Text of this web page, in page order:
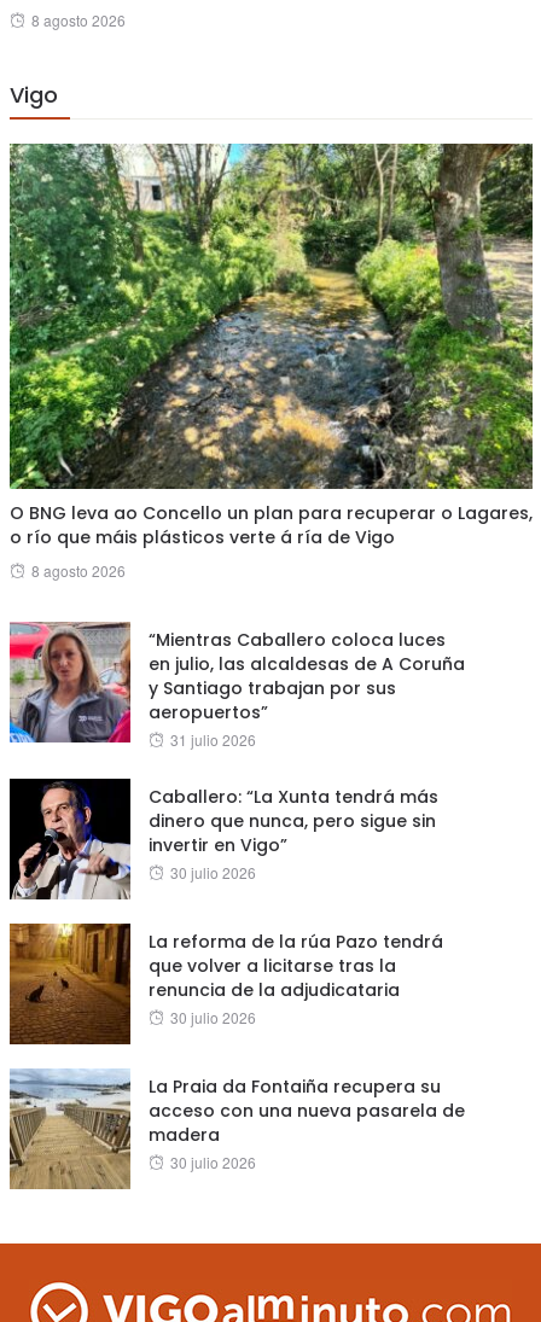
Posted
8 agosto 2026
Vigo
O BNG leva ao Concello un plan para recuperar o Lagares,
o río que máis plásticos verte á ría de Vigo
Posted
8 agosto 2026
“Mientras Caballero coloca luces
en julio, las alcaldesas de A Coruña
y Santiago trabajan por sus
aeropuertos”
Posted
31 julio 2026
Caballero: “La Xunta tendrá más
dinero que nunca, pero sigue sin
invertir en Vigo”
Posted
30 julio 2026
La reforma de la rúa Pazo tendrá
que volver a licitarse tras la
renuncia de la adjudicataria
Posted
30 julio 2026
La Praia da Fontaiña recupera su
acceso con una nueva pasarela de
madera
Posted
30 julio 2026